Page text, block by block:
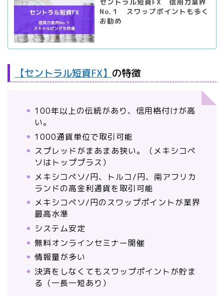
セントラル短資FX 信用力業界
No.１ スワップポイントも多く
お勧め
【セントラル短資FX】 の特徴
100年以上の伝統があり、信用格付けが高
い。
1000通貨単位で取引可能
スプレッドがまあまあ狭い。（メキシコペ
ソはトッププラス）
メキシコペソ/円、トルコ/円、南アフリカ
ランドの高金利通貨を取引可能
メキシコペソ/円のスワップポイントが業界
最高水準
システム安定
無料オンラインセミナー開催
情報量が多い
決済をしなくてもスワップポイントが貯ま
る（一長一短あり）